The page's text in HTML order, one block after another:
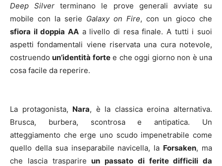
Deep Silver terminano le prove generali avviate su
mobile con la serie Galaxy on Fire, con un gioco che
sfiora il doppia AA a livello di resa finale. A tutti i suoi
aspetti fondamentali viene riservata una cura notevole,
costruendoun’identità fortee che oggi giorno non è una
cosa facile da reperire.
La protagonista, Nara, è la classica eroina alternativa.
Brusca, burbera, scontrosa e antipatica. Un
atteggiamento che erge uno scudo impenetrabile come
quello della sua inseparabile navicella, la Forsaken, ma
che lascia trasparireun passato di ferite difficili da